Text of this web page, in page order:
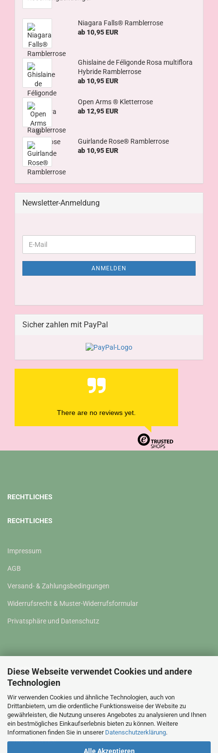
Diese Webseite verwendet Cookies und andere
Technologien
Wir verwenden Cookies und ähnliche Technologien, auch von
Drittanbietern, um die ordentliche Funktionsweise der Website zu
gewährleisten, die Nutzung unseres Angebotes zu analysieren und Ihnen
ein bestmögliches Einkaufserlebnis bieten zu können. Weitere
Informationen finden Sie in unserer Datenschutzerklärung.
Alle Akzeptieren
Niagara Falls® Ramblerrose
ab 10,95 EUR
Ghislaine de Féligonde Rosa multiflora
Hybride Ramblerrose
ab 10,95 EUR
Open Arms ® Kletterrose
ab 12,95 EUR
Guirlande Rose® Ramblerrose
ab 10,95 EUR
Newsletter-Anmeldung
ANMELDEN
Sicher zahlen mit PayPal
There are no reviews yet.
RECHTLICHES
RECHTLICHES
Impressum
AGB
Versand- & Zahlungsbedingungen
Widerrufsrecht & Muster-Widerrufsformular
Privatsphäre und Datenschutz
WISSENSWERTES
WISSENSWERTES
Kontakt
Callback Service